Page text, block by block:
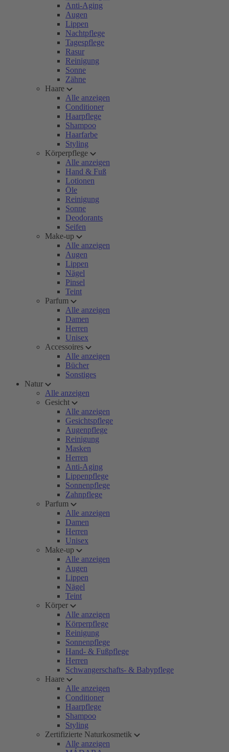
Anti-Aging
Augen
Lippen
Nachtpflege
Tagespflege
Rasur
Reinigung
Sonne
Zähne
Haare
Alle anzeigen
Conditioner
Haarpflege
Shampoo
Haarfarbe
Styling
Körperpflege
Alle anzeigen
Hand & Fuß
Lotionen
Öle
Reinigung
Sonne
Deodorants
Seifen
Make-up
Alle anzeigen
Augen
Lippen
Nägel
Pinsel
Teint
Parfum
Alle anzeigen
Damen
Herren
Unisex
Accessoires
Alle anzeigen
Bücher
Sonstiges
Natur
Alle anzeigen
Gesicht
Alle anzeigen
Gesichtspflege
Augenpflege
Reinigung
Masken
Herren
Anti-Aging
Lippenpflege
Sonnenpflege
Zahnpflege
Parfum
Alle anzeigen
Damen
Herren
Unisex
Make-up
Alle anzeigen
Augen
Lippen
Nägel
Teint
Körper
Alle anzeigen
Körperpflege
Reinigung
Sonnenpflege
Hand- & Fußpflege
Herren
Schwangerschafts- & Babypflege
Haare
Alle anzeigen
Conditioner
Haarpflege
Shampoo
Styling
Zertifizierte Naturkosmetik
Alle anzeigen